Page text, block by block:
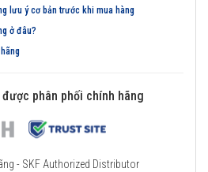
lưu ý cơ bản trước khi mua hàng
ở đâu?
được phân phối chính hãng
- SKF Authorized Distributor